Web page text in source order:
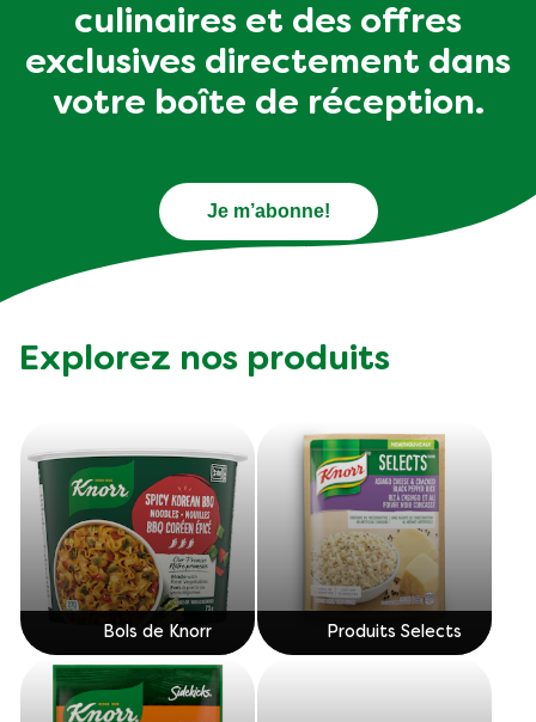
culinaires et des offres
exclusives directement dans
votre boîte de réception.
Je m’abonne!
Explorez nos produits
Bols de Knorr Produits Selects